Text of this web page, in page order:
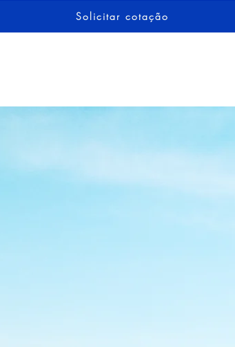
Solicitar cotação